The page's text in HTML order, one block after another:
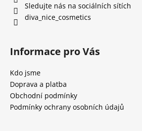
Sledujte nás na sociálních sítích
diva_nice_cosmetics
Informace pro Vás
Kdo jsme
Doprava a platba
Obchodní podmínky
Podmínky ochrany osobních údajů